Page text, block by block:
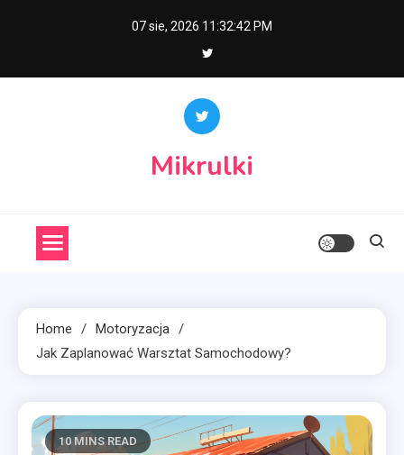
07 sie, 2026 11:32:43 PM
Mikrulki
Home
Motoryzacja
Jak Zaplanować Warsztat Samochodowy?
10 MINS READ